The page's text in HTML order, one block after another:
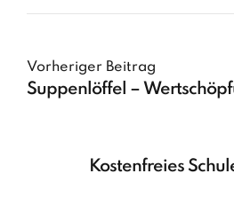
Vorheriger Beitrag
Suppenlöffel –
Kostenfreies